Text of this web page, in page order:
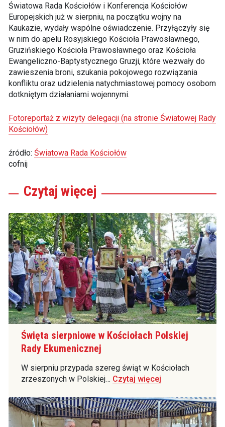
Światowa Rada Kościołów i Konferencja Kościołów
Europejskich już w sierpniu, na początku wojny na
Kaukazie, wydały wspólne oświadczenie. Przyłączyły się
w nim do apelu Rosyjskiego Kościoła Prawosławnego,
Gruzińskiego Kościoła Prawosławnego oraz Kościoła
Ewangeliczno-Baptystycznego Gruzji, które wezwały do
zawieszenia broni, szukania pokojowego rozwiązania
konfliktu oraz udzielenia natychmiastowej pomocy osobom
dotkniętym działaniami wojennymi.
Fotoreportaż z wizyty delegacji (na stronie Światowej Rady
Kościołów)
źródło: Światowa Rada Kościołów
cofnij
Czytaj więcej
Święta sierpniowe w Kościołach Polskiej
Rady Ekumenicznej
W sierpniu przypada szereg świąt w Kościołach
zrzeszonych w Polskiej… Czytaj więcej